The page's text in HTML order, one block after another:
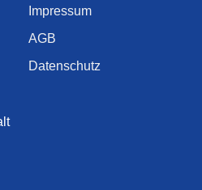
Impressum
AGB
Datenschutz